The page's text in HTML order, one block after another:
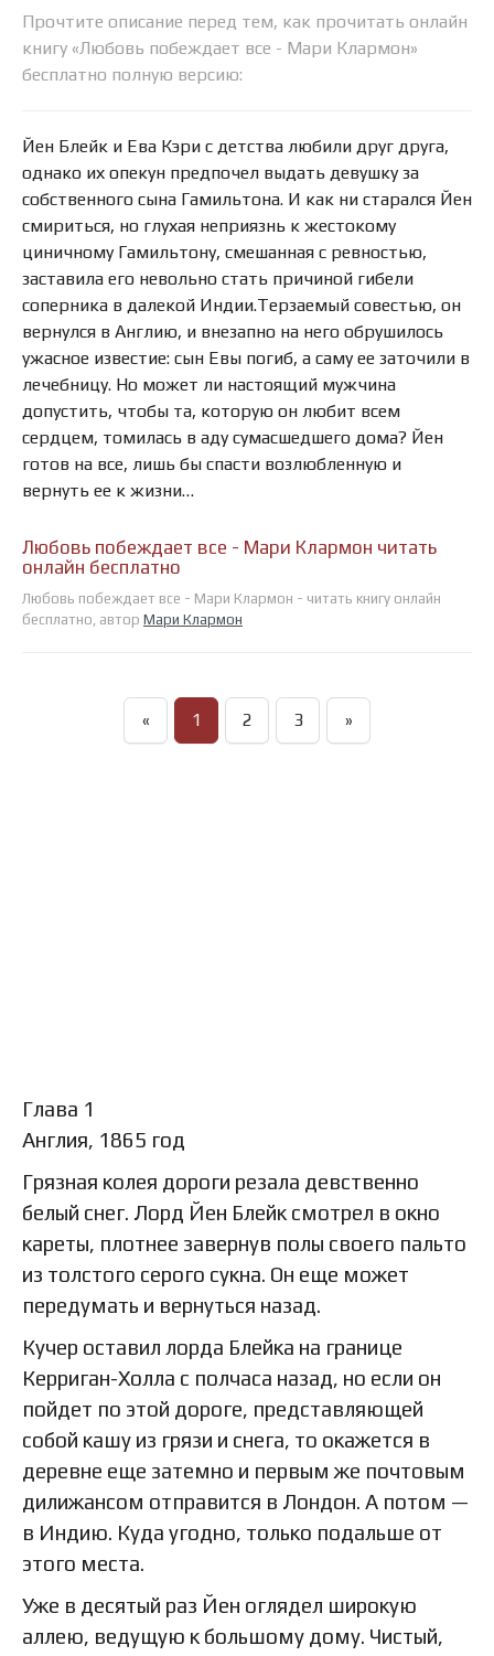
Прочтите описание перед тем, как прочитать онлайн
книгу «Любовь побеждает все - Мари Клармон»
бесплатно полную версию:
Йен Блейк и Ева Кэри с детства любили друг друга,
однако их опекун предпочел выдать девушку за
собственного сына Гамильтона. И как ни старался Йен
смириться, но глухая неприязнь к жестокому
циничному Гамильтону, смешанная с ревностью,
заставила его невольно стать причиной гибели
соперника в далекой Индии.Терзаемый совестью, он
вернулся в Англию, и внезапно на него обрушилось
ужасное известие: сын Евы погиб, а саму ее заточили в
лечебницу. Но может ли настоящий мужчина
допустить, чтобы та, которую он любит всем
сердцем, томилась в аду сумасшедшего дома? Йен
готов на все, лишь бы спасти возлюбленную и
вернуть ее к жизни…
Любовь побеждает все - Мари Клармон читать
онлайн бесплатно
Любовь побеждает все - Мари Клармон - читать книгу онлайн
бесплатно, автор Мари Клармон
« 1 2 3 »
Глава 1
Англия, 1865 год
Грязная колея дороги резала девственно
белый снег. Лорд Йен Блейк смотрел в окно
кареты, плотнее завернув полы своего пальто
из толстого серого сукна. Он еще может
передумать и вернуться назад.
Кучер оставил лорда Блейка на границе
Керриган-Холла с полчаса назад, но если он
пойдет по этой дороге, представляющей
собой кашу из грязи и снега, то окажется в
деревне еще затемно и первым же почтовым
дилижансом отправится в Лондон. А потом —
в Индию. Куда угодно, только подальше от
этого места.
Уже в десятый раз Йен оглядел широкую
аллею, ведущую к большому дому. Чистый,